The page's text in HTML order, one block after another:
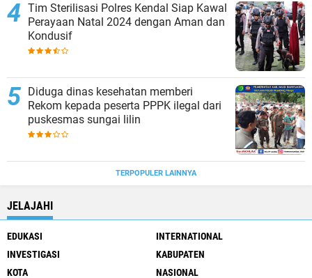
Tim Sterilisasi Polres Kendal Siap Kawal
Perayaan Natal 2024 dengan Aman dan
Kondusif
Diduga dinas kesehatan memberi
Rekom kepada peserta PPPK ilegal dari
puskesmas sungai lilin
TERPOPULER LAINNYA
JELAJAHI
EDUKASI
INTERNATIONAL
INVESTIGASI
KABUPATEN
KOTA
NASIONAL